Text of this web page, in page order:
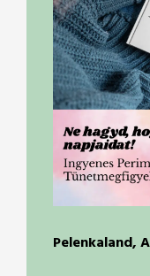
Pelenkaland,